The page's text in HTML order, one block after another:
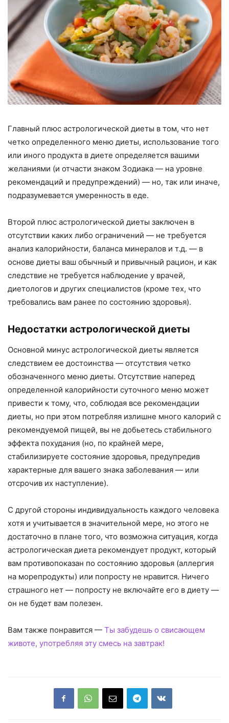
Главный плюс астрологической диеты в том, что нет
четко определенного меню диеты, использование того
или иного продукта в диете определяется вашими
желаниями (и отчасти знаком Зодиака — на уровне
рекомендаций и предупреждений) — но, так или иначе,
подразумевается умеренность в еде.
Второй плюс астрологической диеты заключен в
отсутствии каких либо ограничений — не требуется
анализ калорийности, баланса минералов и т.д. — в
основе диеты ваш обычный и привычный рацион, и как
следствие не требуется наблюдение у врачей,
диетологов и других специалистов (кроме тех, что
требовались вам ранее по состоянию здоровья).
Недостатки астрологической диеты
Основной минус астрологической диеты является
следствием ее достоинства — отсутствия четко
обозначенного меню диеты. Отсутствие наперед
определенной калорийности суточного меню может
привести к тому, что, соблюдая все рекомендации
диеты, но при этом потребляя излишне много калорий с
рекомендуемой пищей, вы не добьетесь стабильного
эффекта похудания (но, по крайней мере,
стабилизируете состояние здоровья, предупредив
характерные для вашего знака заболевания — или
отсрочив их наступление).
С другой стороны индивидуальность каждого человека
хотя и учитывается в значительной мере, но этого не
достаточно в плане того, что возможна ситуация, когда
астрологическая диета рекомендует продукт, который
вам противопоказан по состоянию здоровья (аллергия
на морепродукты) или попросту не нравится. Ничего
страшного нет — попросту не включайте его в диету —
он не будет вам полезен.
Вам также понравится — Ты забудешь о свисающем
животе, употребляя эту смесь на завтрак!